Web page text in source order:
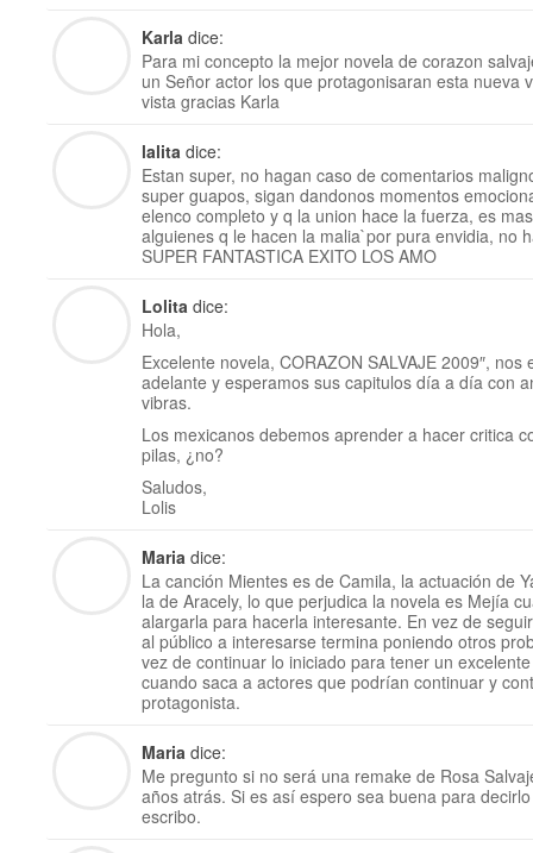
Karla dice:
Para mi concepto la mejor novela de corazon
un Señor actor los que protagonisaran esta nueva
vista gracias Karla
lalita dice:
Estan super, no hagan caso de comentarios
super guapos, sigan dandonos momentos
elenco completo y q la union hace la fuerza, es
alguienes q le hacen la malia`por pura envidia, no
SUPER FANTASTICA EXITO LOS AMO
Lolita dice:
Hola,
Excelente novela, CORAZON SALVAJE 2009″,
adelante y esperamos sus capitulos día a día con
vibras.
Los mexicanos debemos aprender a hacer critica
pilas, ¿no?
Saludos,
Lolis
Maria dice:
La canción Mientes es de Camila, la actuación de
la de Aracely, lo que perjudica la novela es Mejía
alargarla para hacerla interesante. En vez de
al público a interesarse termina poniendo otros
vez de continuar lo iniciado para tener un
cuando saca a actores que podrían continuar y
protagonista.
Maria dice:
Me pregunto si no será una remake de Rosa
años atrás. Si es así espero sea buena para
escribo.